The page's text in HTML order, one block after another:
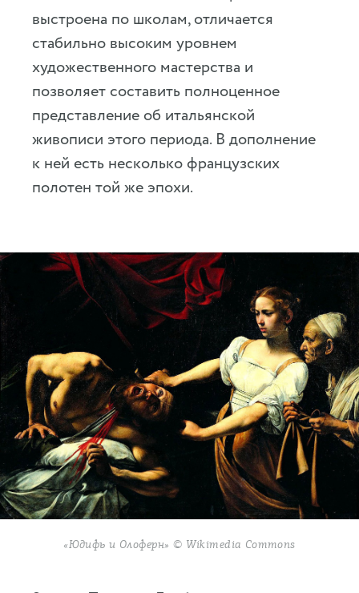
выстроена по школам, отличается
стабильно высоким уровнем
художественного мастерства и
позволяет составить полноценное
представление об итальянской
живописи этого периода. В дополнение
к ней есть несколько французских
полотен той же эпохи.
«Юдифь и Олоферн» © Wikimedia Commons